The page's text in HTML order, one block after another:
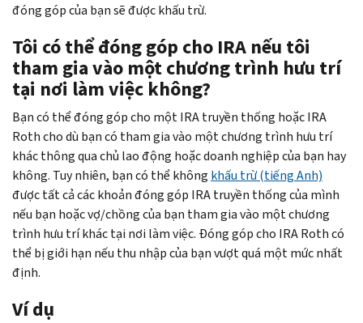
đóng góp của bạn sẽ được khấu trừ.
Tôi có thể đóng góp cho IRA nếu tôi
tham gia vào một chương trình hưu trí
tại nơi làm việc không?
Bạn có thể đóng góp cho một IRA truyền thống hoặc IRA
Rothcho dù bạn có tham gia vào một chương trình hưu trí
khác thông qua chủ lao động hoặc doanh nghiệp của bạn hay
không. Tuy nhiên, bạn có thể không khấu trừ (tiếng Anh)
được tất cả các khoản đóng góp IRA truyền thống của mình
nếu bạn hoặc vợ/chồng của bạn tham gia vào một chương
trình hưu trí khác tại nơi làm việc. Đóng góp cho IRARothcó
thể bị giới hạn nếu thu nhập của bạn vượt quá một mức nhất
định.
Ví dụ